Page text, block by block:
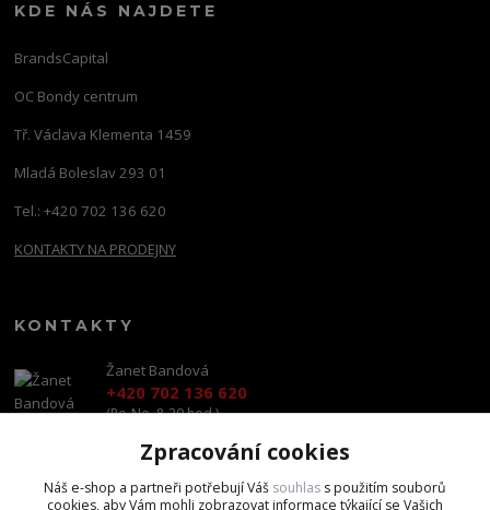
KDE NÁS NAJDETE
BrandsCapital
OC Bondy centrum
Tř. Václava Klementa 1459
Mladá Boleslav 293 01
Tel.: +420 702 136 620
KONTAKTY NA PRODEJNY
KONTAKTY
Žanet Bandová
+420 702 136 620
(Po-Ne, 8-20 hod.)
shop@brandscapital.cz
Zpracování cookies
Náš e-shop a partneři potřebují Váš souhlas s použitím souborů
cookies, aby Vám mohli zobrazovat informace týkající se Vašich